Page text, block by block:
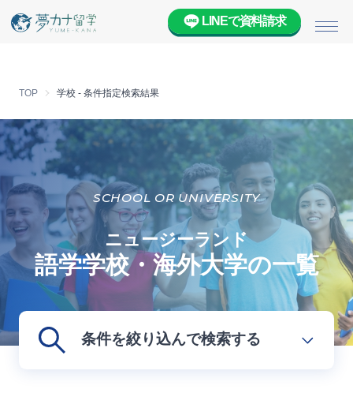
メ
LINEで資料請求
TOP 学校 - 条件指定検索結果
SCHOOL OR UNIVERSITY
ニュージーランド
語学学校・海外大学の一覧
条件を絞り込んで検索する